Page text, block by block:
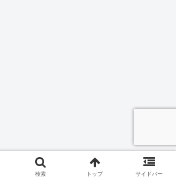
検索 トップ サイドバー